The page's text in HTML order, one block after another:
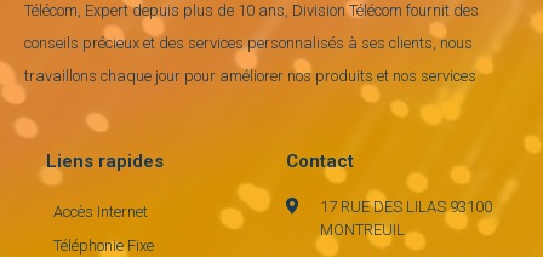
Télécom, Expert depuis plus de 10 ans, Division Télécom fournit des
conseils précieux et des services personnalisés à ses clients, nous
travaillons chaque jour pour améliorer nos produits et nos services
Liens rapides
Accès Internet
Téléphonie Fixe
Contact
17 RUE DES LILAS 93100
MONTREUIL